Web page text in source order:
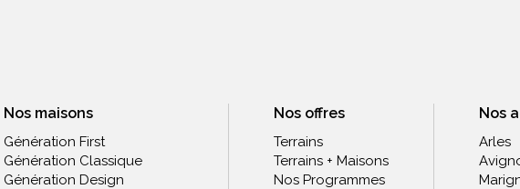
Nos maisons
Génération First
Génération Classique
Génération Design
Nos offres
Terrains
Terrains + Maisons
Nos Programmes
Nos
Arles